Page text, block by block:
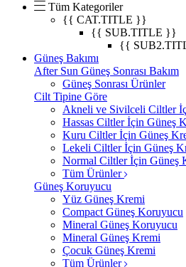
Tüm Kategoriler
{{ CAT.TITLE }}
{{ SUB.TITLE }}
{{
Güneş Bakımı
After Sun Güneş Sonrası Bakım
Güneş Sonrası Ürünler
Cilt Tipine Göre
Akneli ve Sivilceli Ciltler
Hassas Ciltler İçin Güneş
Kuru Ciltler İçin Güneş
Lekeli Ciltler İçin Güneş
Normal Ciltler İçin Güneş
Tüm Ürünler
Güneş Koruyucu
Yüz Güneş Kremi
Compact Güneş Koruyucu
Mineral Güneş Koruyucu
Mineral Güneş Kremi
Çocuk Güneş Kremi
Tüm Ürünler